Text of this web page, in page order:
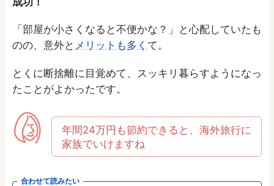
「部屋が小さくなると不便かな？」と心配していたも
のの、意外と メリットも多く て。
とくに断捨離に目覚めて、スッキリ暮らすようになっ
たことがよかったです。
年間24万円も節約できると、海外旅行に
家族でいけますね
合わせて読みたい